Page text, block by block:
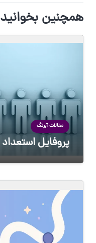
همچنین بخوانید
مقالات آبرنگ
پروفایل استعداد 360